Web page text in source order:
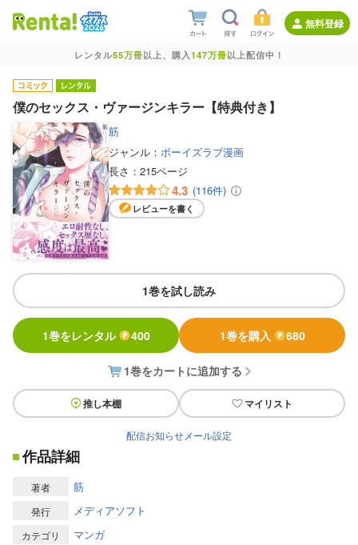
無料登録
レンタル55万冊以上、購入147万冊以上配信中！
僕のセックス・ヴァージンキラー【特典付き】
筋
ジャンル： ボーイズラブ漫画
長さ： 215ページ
4.3 (116件)
レビューを書く
1巻を試し読み
1巻をレンタル 400 1巻を購入 680
1巻をカートに追加する
推し本棚 マイリスト
配信お知らせメール設定
作品詳細
著者 筋
発行 メディアソフト
カテゴリ マンガ